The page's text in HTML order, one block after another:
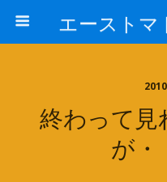
終わって見
が・